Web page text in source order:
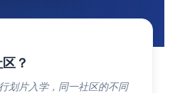
？
划片入学，同一社区的不同